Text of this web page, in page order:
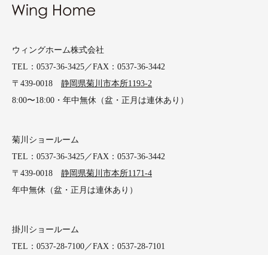
ウィングホーム株式会社
TEL：0537-36-3425／FAX：0537-36-3442
〒439-0018 静岡県菊川市本所1193-2
8:00〜18:00・年中無休（盆・正月は連休あり）
菊川ショールーム
TEL：0537-36-3425／FAX：0537-36-3442
〒439-0018 静岡県菊川市本所1171-4
年中無休（盆・正月は連休あり）
掛川ショールーム
TEL：0537-28-7100／FAX：0537-28-7101